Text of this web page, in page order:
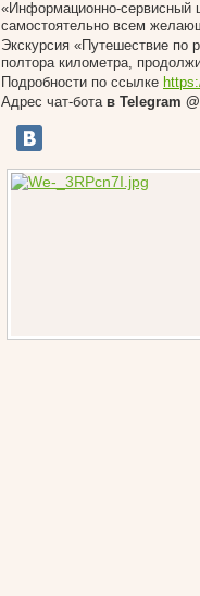
«Информационно-сервисный
самостоятельно всем
Экскурсия «Путешествие по
полтора километра,
Подробности по ссылке
Адрес чат-бота в Telegram